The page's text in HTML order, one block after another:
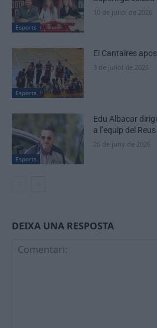
Esports
10 de juliol de 2026
Esports
El Cantaires
3 de juliol de 2026
Esports
Edu Albacar
a l’equip del Reus
26 de juny de 2026
DEIXA UNA RESPOSTA